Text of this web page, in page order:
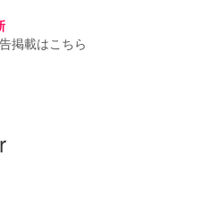
掲載はこちら